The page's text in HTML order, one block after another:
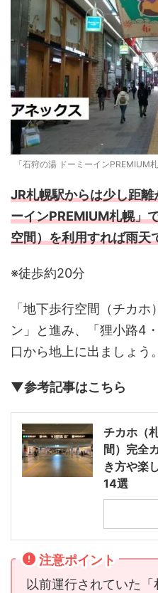
「石狩の湯 ドーミーインPREMIUM
JR札幌駅からは少し距
ーインPREMIUM札幌」
空間）を利用すれば雨天
※徒歩約20分
「地下歩行空間（チカ
ン」と進み、「狸小路4
口から地上に出ましょう。
▼参考記事はこちら
チカホ（
間）完全
き方や楽
14選
注意ポイント
以前運行されていた